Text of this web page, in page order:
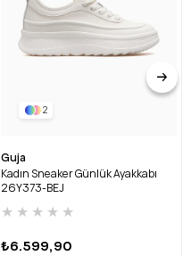
2
Guja
Kadın Sneaker Günlük Ayakkabı
26Y373-BEJ
★ ★ ★ ★ ★
₺6.599,90